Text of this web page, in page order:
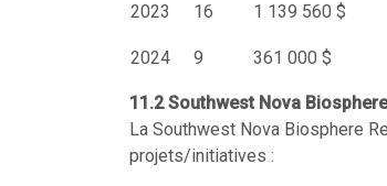
2023 16 1 139 560 $
2024 9 361 000 $
11.2 Southwest Nova
La Southwest Nova Biosphere
projets/initiatives :